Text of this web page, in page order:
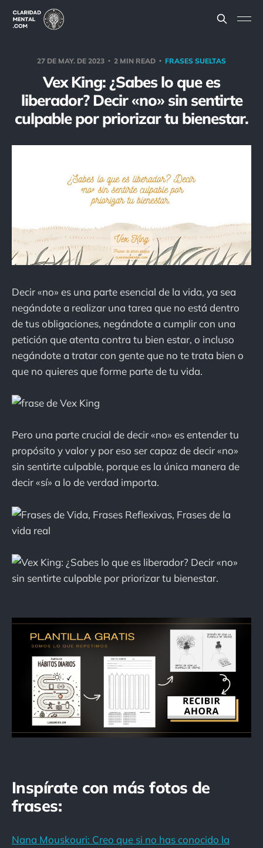
27 DE MAY. DE 2023 2 MIN READ FRASES SUELTAS
Vex King: ¿Sabes lo que es
liberador? Decir «no» sin sentirte
culpable por priorizar tu bienestar.
Decir «no» es una parte esencial de la vida, ya sea
negándote a realizar una tarea que no está dentro
de tus obligaciones, negándote a cumplir con una
petición que atenta contra tu bien estar, o incluso
negándote a tratar con gente que no te trata bien o
que no quieres que forme parte de tu vida.
Pero una parte crucial de decir «no» es entender tu
propósito y valor y por eso ser capaz de decir «no»
sin sentirte culpable, porque es la única manera de
decir «sí» a lo de verdad importa.
Inspírate con más fotos de
frases:
Nana Mouskouri: Creo que si no has conocido la